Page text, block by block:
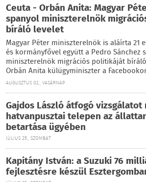
Ceuta - Orbán Anita: Magyar
spanyol miniszterelnök
bíráló levelet
Magyar Péter miniszterelnök is aláírta 21
és kormányfővel együtt a Pedro Sánchez
miniszterelnök migrációs politikáját
Orbán Anita külügyminiszter a
AUGUSZTUS 02., VASÁRNAP
Gajdos László átfogó
hatvanpusztai telepen az
betartása ügyében
JÚLIUS 25., SZOMBAT
Kapitány István: a Suzuki 76
fejlesztésre készül